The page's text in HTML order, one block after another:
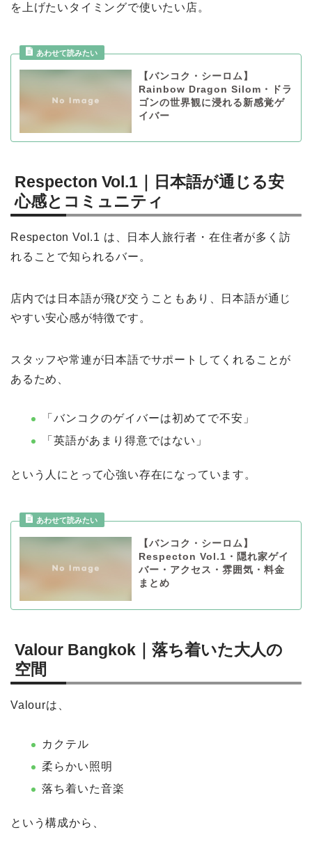
を上げたいタイミングで使いたい店。
【バンコク・シーロム】
Rainbow Dragon Silom・ドラ
ゴンの世界観に浸れる新感覚ゲ
イバー
Respecton Vol.1｜日本語が通じる安
心感とコミュニティ
Respecton Vol.1 は、日本人旅行者・在住者が多く訪
れることで知られるバー。
店内では日本語が飛び交うこともあり、日本語が通じ
やすい安心感が特徴です。
スタッフや常連が日本語でサポートしてくれることが
あるため、
「バンコクのゲイバーは初めてで不安」
「英語があまり得意ではない」
という人にとって心強い存在になっています。
【バンコク・シーロム】
Respecton Vol.1・隠れ家ゲイ
バー・アクセス・雰囲気・料金
まとめ
Valour Bangkok｜落ち着いた大人の
空間
Valourは、
カクテル
柔らかい照明
落ち着いた音楽
という構成から、